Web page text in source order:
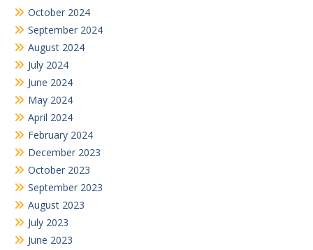
October 2024
September 2024
August 2024
July 2024
June 2024
May 2024
April 2024
February 2024
December 2023
October 2023
September 2023
August 2023
July 2023
June 2023